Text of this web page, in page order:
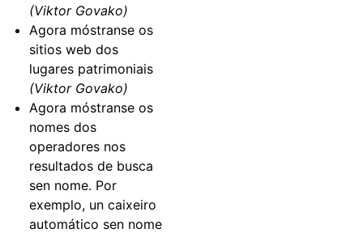
(Viktor Govako)
Agora móstranse os
sitios web dos
lugares patrimoniais
(Viktor Govako)
Agora móstranse os
nomes dos
operadores nos
resultados de busca
sen nome. Por
exemplo, un caixeiro
automático sen nome